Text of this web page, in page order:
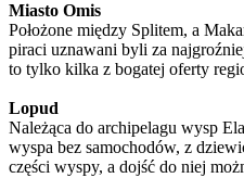
Miasto Omis
Położone między Splitem, a
piraci uznawani byli za
to tylko kilka z bogatej oferty
Lopud
Należąca do archipelagu wysp
wyspa bez samochodów, z
części wyspy, a dojść do niej